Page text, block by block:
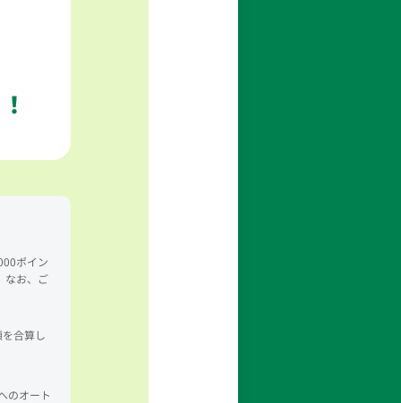
ポイン
なお、ご
合算し
のオート